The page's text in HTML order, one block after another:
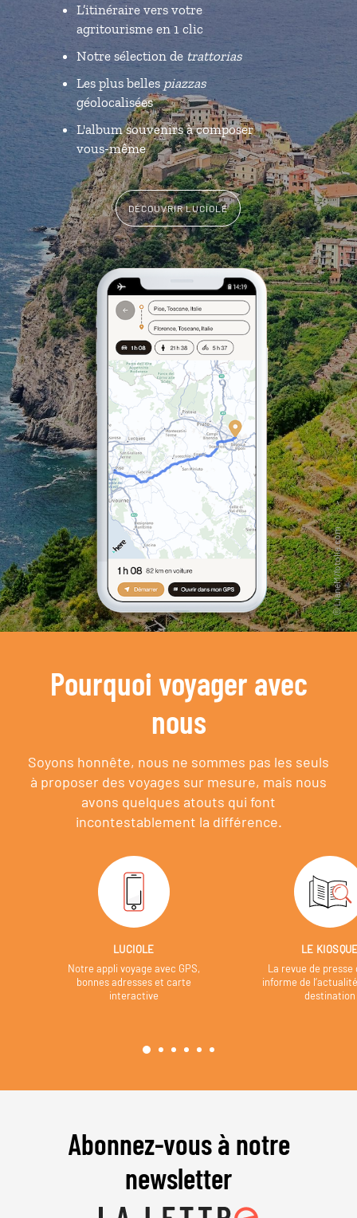
L’itinéraire vers votre
agritourisme en 1 clic
Notre sélection de trattorias
Les plus belles piazzas
géolocalisées
L'album souvenirs à composer
vous-même
DÉCOUVRIR LUCIOLE
Pourquoi voyager avec
nous
Soyons honnête, nous ne sommes pas les seuls
à proposer des voyages sur mesure, mais nous
avons quelques atouts qui font
incontestablement la différence.
LUCIOLE
Notre appli voyage avec GPS,
bonnes adresses et carte
interactive
LE
La revue de presse
informe de
destination
Abonnez-vous à notre
newsletter